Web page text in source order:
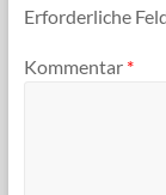
Erforderliche
Kommentar *